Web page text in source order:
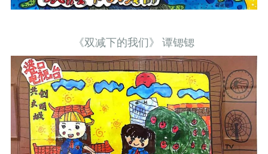
《双减下的我们》 谭锶锶